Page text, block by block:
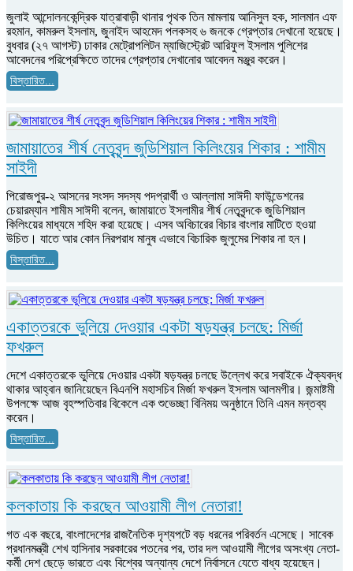
জুলাই আন্দোলনকেন্দ্রিক যাত্রাবাড়ী থানার পৃথক তিন মামলায় আনিসুল হক, সালমান এফ
রহমান, কামরুল ইসলাম, জুনাইদ আহমেদ পলকসহ ৬ জনকে গ্রেপ্তার দেখানো হয়েছে।
বুধবার (২৭ আগস্ট) ঢাকার মেট্রোপলিটন ম্যাজিস্ট্রেট আরিফুল ইসলাম পুলিশের
আবেদনের পরিপ্রেক্ষিতে তাদের গ্রেপ্তার দেখানোর আবেদন মঞ্জুর করেন।
বিস্তারিত...
জামায়াতের শীর্ষ নেতৃবৃন্দ জুডিশিয়াল কিলিংয়ের শিকার : শামীম
সাইদী
পিরোজপুর-২ আসনের সংসদ সদস্য পদপ্রার্থী ও আল্লামা সাঈদী ফাউন্ডেশনের
চেয়ারম্যান শামীম সাঈদী বলেন, জামায়াতে ইসলামীর শীর্ষ নেতৃবৃন্দকে জুডিশিয়াল
কিলিংয়ের মাধ্যমে শহিদ করা হয়েছে। এসব অবিচারের বিচার বাংলার মাটিতে হওয়া
উচিত। যাতে আর কোন নিরপরাধ মানুষ এভাবে বিচারিক জুলুমের শিকার না হন।
বিস্তারিত...
একাত্তরকে ভুলিয়ে দেওয়ার একটা ষড়যন্ত্র চলছে: মির্জা
ফখরুল
দেশে একাত্তরকে ভুলিয়ে দেওয়ার একটা ষড়যন্ত্র চলছে উল্লেখ করে সবাইকে ঐক্যবদ্ধ
থাকার আহ্বান জানিয়েছেন বিএনপি মহাসচিব মির্জা ফখরুল ইসলাম আলমগীর। জন্মাষ্টমী
উপলক্ষে আজ বৃহস্পতিবার বিকেলে এক শুভেচ্ছা বিনিময় অনুষ্ঠানে তিনি এমন মন্তব্য
করেন।
বিস্তারিত...
কলকাতায় কি করছেন আওয়ামী লীগ নেতারা!
গত এক বছরে, বাংলাদেশের রাজনৈতিক দৃশ্যপটে বড় ধরনের পরিবর্তন এসেছে। সাবেক
প্রধানমন্ত্রী শেখ হাসিনার সরকারের পতনের পর, তার দল আওয়ামী লীগের অসংখ্য নেতা-
কর্মী দেশ ছেড়ে ভারতে এবং বিশ্বের অন্যান্য দেশে নির্বাসনে যেতে বাধ্য হয়েছেন।